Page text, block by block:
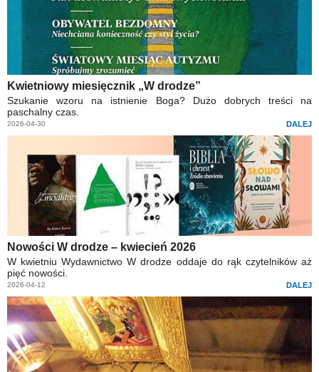
Kwietniowy miesięcznik „W drodze”
Szukanie wzoru na istnienie Boga? Dużo dobrych treści na
paschalny czas.
2026-04-30 DALEJ
Nowości W drodze – kwiecień 2026
W kwietniu Wydawnictwo W drodze oddaje do rąk czytelników aż
pięć nowości.
2026-04-12 DALEJ